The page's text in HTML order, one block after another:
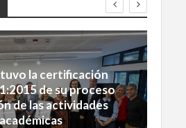
la certificación
de su proceso
de las actividades